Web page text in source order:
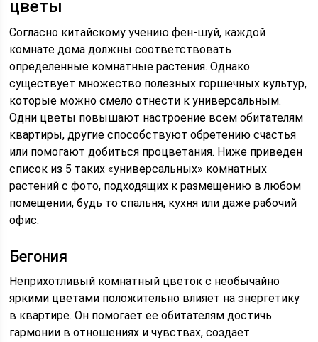
цветы
Согласно китайскому учению фен-шуй, каждой
комнате дома должны соответствовать
определенные комнатные растения. Однако
существует множество полезных горшечных культур,
которые можно смело отнести к универсальным.
Одни цветы повышают настроение всем обитателям
квартиры, другие способствуют обретению счастья
или помогают добиться процветания. Ниже приведен
список из 5 таких «универсальных» комнатных
растений с фото, подходящих к размещению в любом
помещении, будь то спальня, кухня или даже рабочий
офис.
Бегония
Неприхотливый комнатный цветок с необычайно
яркими цветами положительно влияет на энергетику
в квартире. Он помогает ее обитателям достичь
гармонии в отношениях и чувствах, создает